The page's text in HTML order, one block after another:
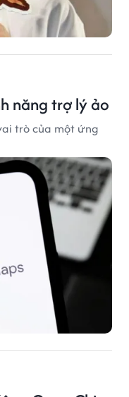
năng trợ lý ảo
trò của một ứng